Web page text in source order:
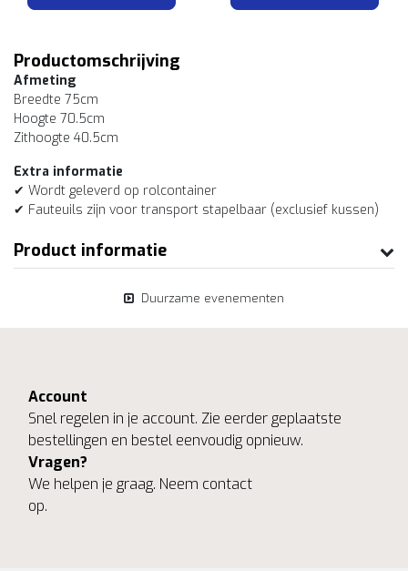
Productomschrijving
Afmeting
Breedte 75cm
Hoogte 70.5cm
Zithoogte 40.5cm
Extra informatie
✔ Wordt geleverd op rolcontainer
✔ Fauteuils zijn voor transport stapelbaar (exclusief kussen)
Product informatie
Duurzame evenementen
Account
Snel regelen in je account. Zie eerder geplaatste
bestellingen en bestel eenvoudig opnieuw.
Vragen?
We helpen je graag. Neem contact
op.